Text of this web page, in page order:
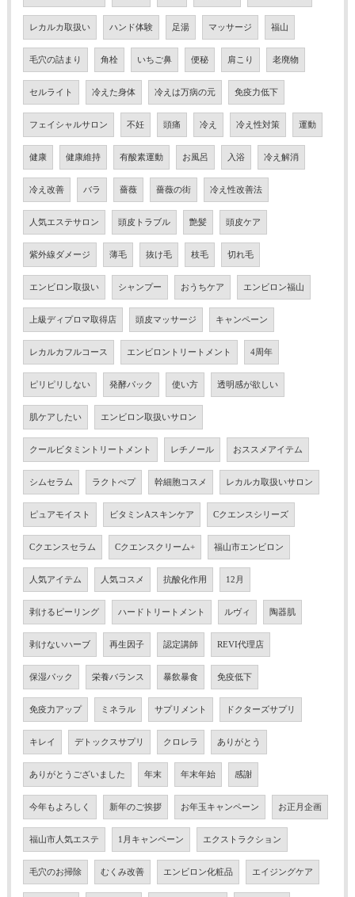
レカルカ取扱い ハンド体験 足湯 マッサージ 福山
毛穴の詰まり 角栓 いちご鼻 便秘 肩こり 老廃物
セルライト 冷えた身体 冷えは万病の元 免疫力低下
フェイシャルサロン 不妊 頭痛 冷え 冷え性対策 運動
健康 健康維持 有酸素運動 お風呂 入浴 冷え解消
冷え改善 バラ 薔薇 薔薇の街 冷え性改善法
人気エステサロン 頭皮トラブル 艶髪 頭皮ケア
紫外線ダメージ 薄毛 抜け毛 枝毛 切れ毛
エンビロン取扱い シャンプー おうちケア エンビロン福山
上級ディプロマ取得店 頭皮マッサージ キャンペーン
レカルカフルコース エンビロントリートメント 4周年
ピリピリしない 発酵パック 使い方 透明感が欲しい
肌ケアしたい エンビロン取扱いサロン
クールビタミントリートメント レチノール おススメアイテム
シムセラム ラクトぺプ 幹細胞コスメ レカルカ取扱いサロン
ピュアモイスト ビタミンAスキンケア Cクエンスシリーズ
Cクエンスセラム Cクエンスクリーム+ 福山市エンビロン
人気アイテム 人気コスメ 抗酸化作用 12月
剥けるピーリング ハードトリートメント ルヴィ 陶器肌
剥けないハーブ 再生因子 認定講師 REVI代理店
保湿パック 栄養バランス 暴飲暴食 免疫低下
免疫力アップ ミネラル サプリメント ドクターズサプリ
キレイ デトックスサプリ クロレラ ありがとう
ありがとうございました 年末 年末年始 感謝
今年もよろしく 新年のご挨拶 お年玉キャンペーン お正月企画
福山市人気エステ 1月キャンペーン エクストラクション
毛穴のお掃除 むくみ改善 エンビロン化粧品 エイジングケア